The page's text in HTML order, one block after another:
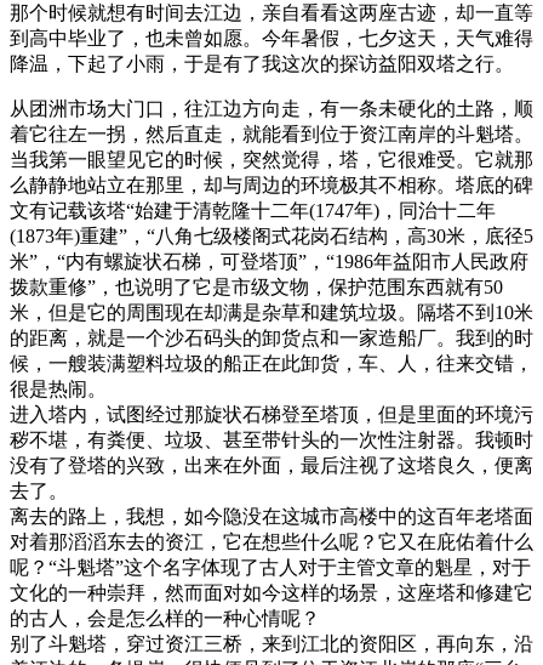
那个时候就想有时间去江边，亲自看看这两座古迹，却一直等
到高中毕业了，也未曾如愿。今年暑假，七夕这天，天气难得
降温，下起了小雨，于是有了我这次的探访益阳双塔之行。
从团洲市场大门口，往江边方向走，有一条未硬化的土路，顺
着它往左一拐，然后直走，就能看到位于资江南岸的斗魁塔。
当我第一眼望见它的时候，突然觉得，塔，它很难受。它就那
么静静地站立在那里，却与周边的环境极其不相称。塔底的碑
文有记载该塔“始建于清乾隆十二年(1747年)，同治十二年
(1873年)重建”，“八角七级楼阁式花岗石结构，高30米，底径5
米”，“内有螺旋状石梯，可登塔顶”，“1986年益阳市人民政府
拨款重修”，也说明了它是市级文物，保护范围东西就有50
米，但是它的周围现在却满是杂草和建筑垃圾。隔塔不到10米
的距离，就是一个沙石码头的卸货点和一家造船厂。我到的时
候，一艘装满塑料垃圾的船正在此卸货，车、人，往来交错，
很是热闹。
进入塔内，试图经过那旋状石梯登至塔顶，但是里面的环境污
秽不堪，有粪便、垃圾、甚至带针头的一次性注射器。我顿时
没有了登塔的兴致，出来在外面，最后注视了这塔良久，便离
去了。
离去的路上，我想，如今隐没在这城市高楼中的这百年老塔面
对着那滔滔东去的资江，它在想些什么呢？它又在庇佑着什么
呢？“斗魁塔”这个名字体现了古人对于主管文章的魁星，对于
文化的一种崇拜，然而面对如今这样的场景，这座塔和修建它
的古人，会是怎么样的一种心情呢？
别了斗魁塔，穿过资江三桥，来到江北的资阳区，再向东，沿